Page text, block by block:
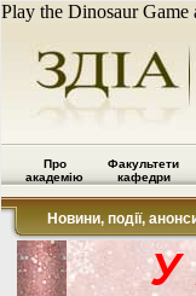
Play the Dinosaur Game
Про
академію
Факультети
кафедри
Новини, події,
У